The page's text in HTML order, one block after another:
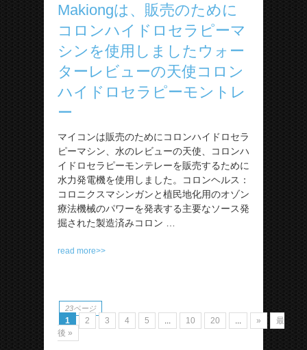
Makiongは、販売のために
コロンハイドロセラピーマ
シンを使用しましたウォー
ターレビューの天使コロン
ハイドロセラピーモントレ
ー
マイコンは販売のためにコロンハイドロセラ
ピーマシン、水のレビューの天使、コロンハ
イドロセラピーモンテレーを販売するために
水力発電機を使用しました。コロンヘルス：
コロニクスマシンガンと植民地化用のオゾン
療法機械のパワーを発表する主要なソース発
掘された製造済みコロン …
read more>>
23ページ
1 2 3 4 5 ... 10 20 ... »
最
後 »